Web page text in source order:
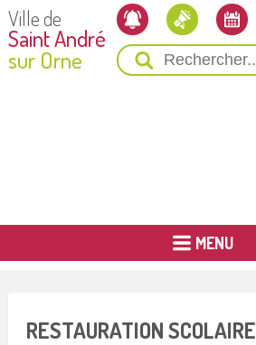
Ville de
Saint André
sur Orne
MENU
RESTAURATION SCOLAIRE